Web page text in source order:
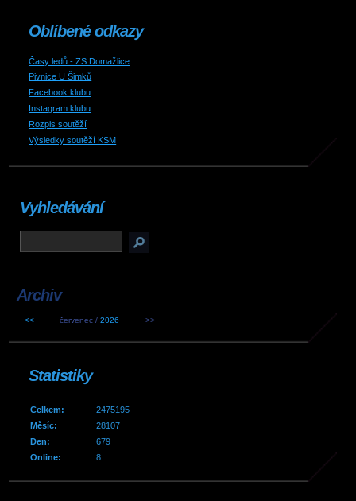
Oblíbené odkazy
Časy ledů - ZS Domažlice
Pivnice U Šimků
Facebook klubu
Instagram klubu
Rozpis soutěží
Výsledky soutěží KSM
Vyhledávání
Archiv
<< červenec /2026 >>
Statistiky
Online: 8
Celkem:
2475195
Měsíc:
28107
Den:
679